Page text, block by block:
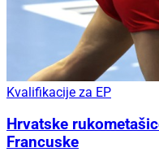
Kvalifikacije za EP
Hrvatske
Francuske